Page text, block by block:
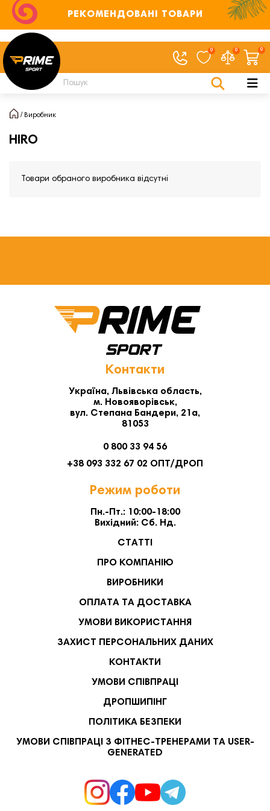
РЕКОМЕНДОВАНІ ТОВАРИ
0 0 0
Виробник
HIRO
Товари обраного виробника відсутні
Контакти
Україна, Львівська область,
м. Новояворівськ,
вул. Степана Бандери, 21а,
81053
0 800 33 94 56
+38 093 332 67 02 ОПТ/ДРОП
Режим роботи
Пн.-Пт.: 10:00-18:00
Вихідний: Сб. Нд.
СТАТТІ
ПРО КОМПАНІЮ
ВИРОБНИКИ
ОПЛАТА ТА ДОСТАВКА
УМОВИ ВИКОРИСТАННЯ
ЗАХИСТ ПЕРСОНАЛЬНИХ ДАНИХ
КОНТАКТИ
УМОВИ СПІВПРАЦІ
ДРОПШИПІНГ
ПОЛІТИКА БЕЗПЕКИ
УМОВИ СПІВПРАЦІ З ФІТНЕС-ТРЕНЕРАМИ ТА USER-
GENERATED